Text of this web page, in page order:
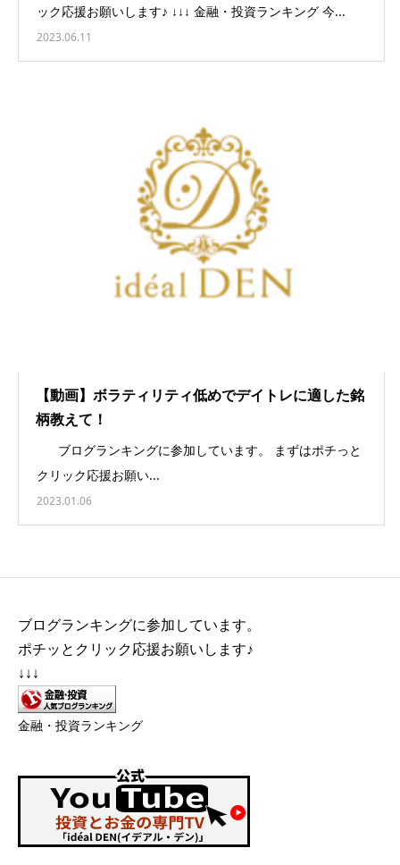
ック応援お願いします♪ ↓↓↓ 金融・投資ランキング 今...
2023.06.11
【動画】ボラティリティ低めでデイトレに適した銘
柄教えて！
ブログランキングに参加しています。 まずはポチっと
クリック応援お願い...
2023.01.06
ブログランキングに参加しています。
ポチッとクリック応援お願いします♪
↓↓↓
金融・投資ランキング